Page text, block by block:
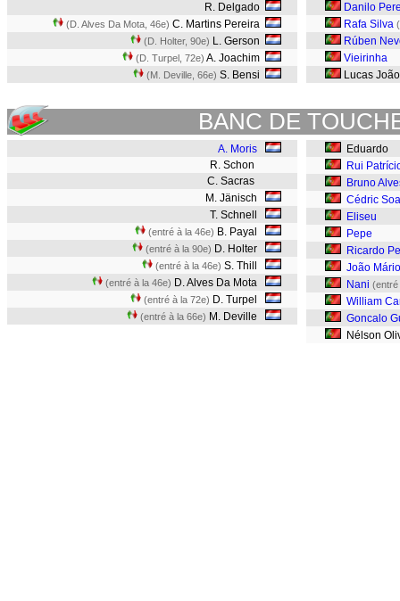
R. Delgado
(D. Alves Da Mota, 46e) C. Martins Pereira
(D. Holter, 90e) L. Gerson
(D. Turpel, 72e) A. Joachim
(M. Deville, 66e) S. Bensi
Danilo
Rafa Silva (
Rúben
Vieirinha
Lucas
BANC DE
A. Moris
R. Schon
C. Sacras
M. Jänisch
T. Schnell
(entré à la 46e) B. Payal
(entré à la 90e) D. Holter
(entré à la 46e) S. Thill
(entré à la 46e) D. Alves Da Mota
(entré à la 72e) D. Turpel
(entré à la 66e) M. Deville
Eduardo
Rui
Bruno
Cédric
Eliseu
Pepe
Ricardo
João Mário
Nani (entré
William
Goncalo
Nélson